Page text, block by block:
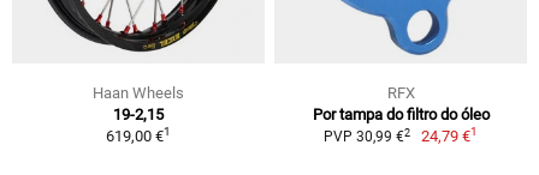
Haan Wheels
19-2,15
619,00 €1
RFX
Por tampa do filtro do óleo
PVP 30,99 €2 24,79 €1